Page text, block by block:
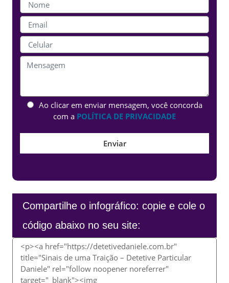
Ao clicar em enviar mensagem, você concorda
com a POLÍTICA DE PRIVACIDADE
Compartilhe o infográfico: copie e cole o
código abaixo no seu site: